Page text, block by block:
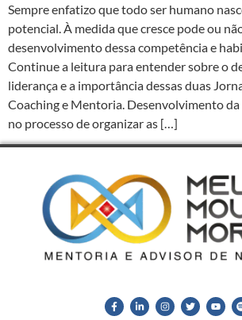
Sempre enfatizo que todo ser humano
potencial. À medida que cresce pode ou
desenvolvimento dessa competência e
Continue a leitura para entender sobre o
liderança e a importância dessas duas
Coaching e Mentoria. Desenvolvimento
no processo de organizar as […]